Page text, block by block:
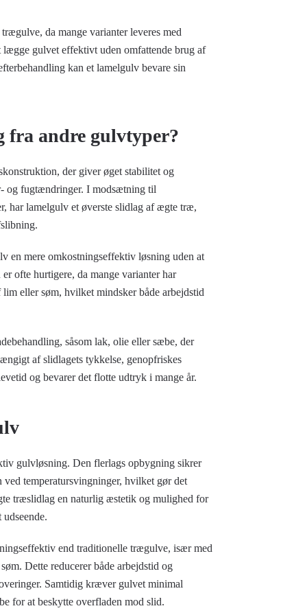
da mange varianter leveres med
gulvet effektivt uden omfattende brug af
kan et lamelgulv bevare sin
fra andre gulvtyper?
der giver øget stabilitet og
og fugtændringer. I modsætning til
har lamelgulv et øverste slidlag af ægte træ,
en mere omkostningseffektiv løsning uden at
ofte hurtigere, da mange varianter har
eller søm, hvilket mindsker både arbejdstid
såsom lak, olie eller sæbe, der
af slidlagets tykkelse, genopfriskes
og bevarer det flotte udtryk i mange år.
gulvløsning. Den flerlags opbygning sikrer
temperatursvingninger, hvilket gør det
træslidlag en naturlig æstetik og mulighed for
end traditionelle trægulve, især med
Dette reducerer både arbejdstid og
Samtidig kræver gulvet minimal
for at beskytte overfladen mod slid.